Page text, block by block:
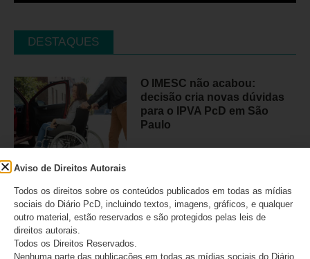
DESTAQUES
O IMESC não acabou:
decisão cria novas dúvidas
para o IPVA PcD em São
Paulo
Lei Maria da Penha completa
mulheres com deficiência
Aviso de Direitos Autorais
Todos os direitos sobre os conteúdos publicados em todas as mídias
sociais do Diário PcD, incluindo textos, imagens, gráficos, e qualquer
outro material, estão reservados e são protegidos pelas leis de
direitos autorais.
Todos os Direitos Reservados.
Nenhuma parte das publicações em todas as mídias sociais do Diário